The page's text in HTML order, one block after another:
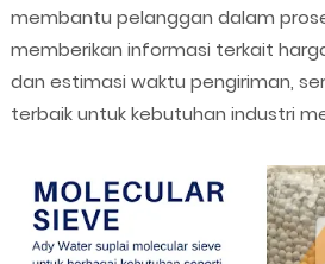
membantu pelanggan dalam
memberikan informasi terkait
dan estimasi waktu pengiriman,
terbaik untuk kebutuhan industri